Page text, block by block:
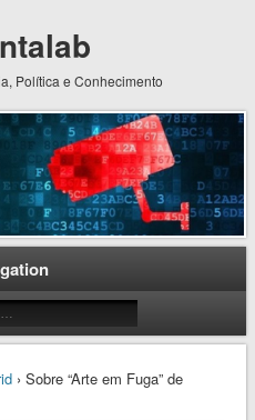
Política e Conhecimento
› Sobre “Arte em Fuga” de